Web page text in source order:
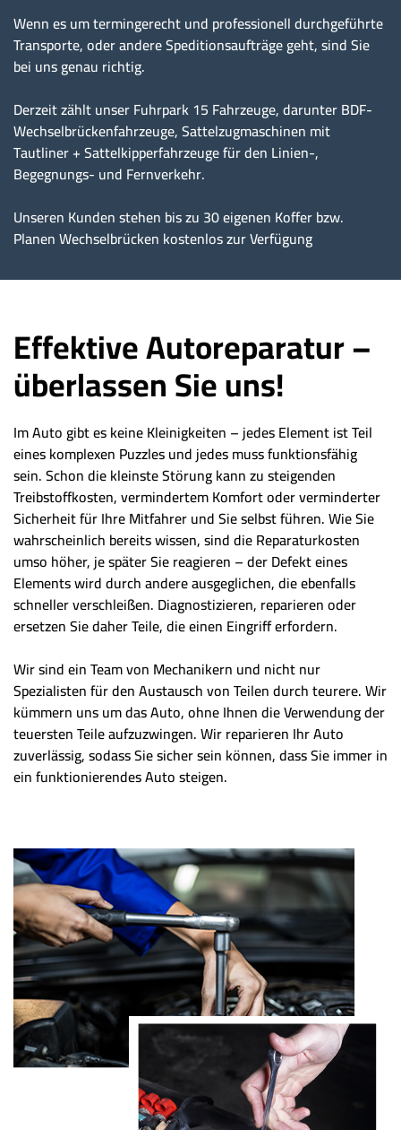
Wenn es um termingerecht und professionell durchgeführte
Transporte, oder andere Speditionsaufträge geht, sind Sie
bei uns genau richtig.
Derzeit zählt unser Fuhrpark 15 Fahrzeuge, darunter BDF-
Wechselbrückenfahrzeuge, Sattelzugmaschinen mit
Tautliner + Sattelkipperfahrzeuge für den Linien-,
Begegnungs- und Fernverkehr.
Unseren Kunden stehen bis zu 30 eigenen Koffer bzw.
Planen Wechselbrücken kostenlos zur Verfügung
Effektive Autoreparatur –
überlassen Sie uns!
Im Auto gibt es keine Kleinigkeiten – jedes Element ist Teil
eines komplexen Puzzles und jedes muss funktionsfähig
sein. Schon die kleinste Störung kann zu steigenden
Treibstoffkosten, vermindertem Komfort oder verminderter
Sicherheit für Ihre Mitfahrer und Sie selbst führen. Wie Sie
wahrscheinlich bereits wissen, sind die Reparaturkosten
umso höher, je später Sie reagieren – der Defekt eines
Elements wird durch andere ausgeglichen, die ebenfalls
schneller verschleißen. Diagnostizieren, reparieren oder
ersetzen Sie daher Teile, die einen Eingriff erfordern.
Wir sind ein Team von Mechanikern und nicht nur
Spezialisten für den Austausch von Teilen durch teurere. Wir
kümmern uns um das Auto, ohne Ihnen die Verwendung der
teuersten Teile aufzuzwingen. Wir reparieren Ihr Auto
zuverlässig, sodass Sie sicher sein können, dass Sie immer in
ein funktionierendes Auto steigen.